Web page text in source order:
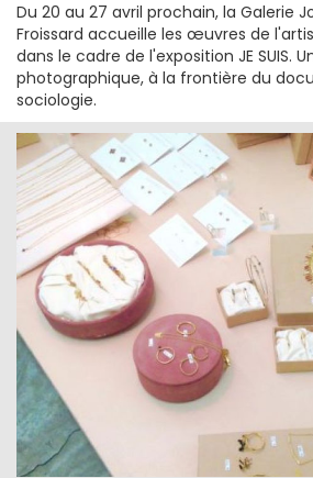
Du 20 au 27 avril prochain, la Galerie
Froissard accueille les œuvres de
dans le cadre de l'exposition JE SUIS.
photographique, à la frontière du
sociologie.